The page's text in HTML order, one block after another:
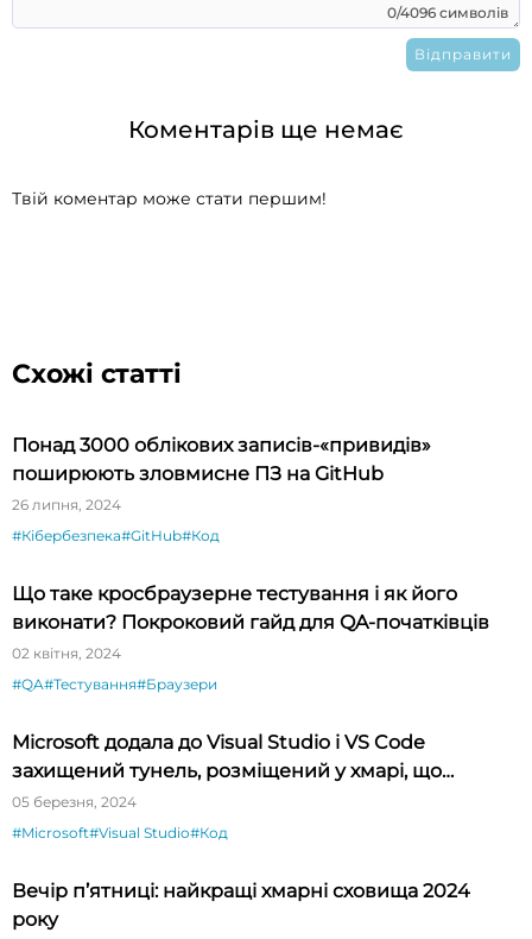
0/4096 символів
Коментарів ще немає
Твій коментар може стати першим!
Схожі статті
Понад 3000 облікових записів-«привидів»
поширюють зловмисне ПЗ на GitHub
26 липня, 2024
#Кібербезпека#GitHub#Код
Що таке кросбраузерне тестування і як його
виконати? Покроковий гайд для QA-початківців
02 квітня, 2024
#QA#Тестування#Браузери
Microsoft додала до Visual Studio і VS Code
захищений тунель, розміщений у хмарі, що
спрощує тестування API
05 березня, 2024
#Microsoft#Visual Studio#Код
Вечір п’ятниці: найкращі хмарні сховища 2024
року